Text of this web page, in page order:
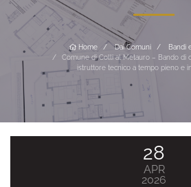
Home Dai Comuni
Bandi
Comune di Colli al Metauro – Bando di
istruttore tecnico a tempo pieno e
28
APR
2026